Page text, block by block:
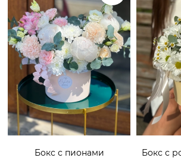
Бокс с пионами
Бокс с